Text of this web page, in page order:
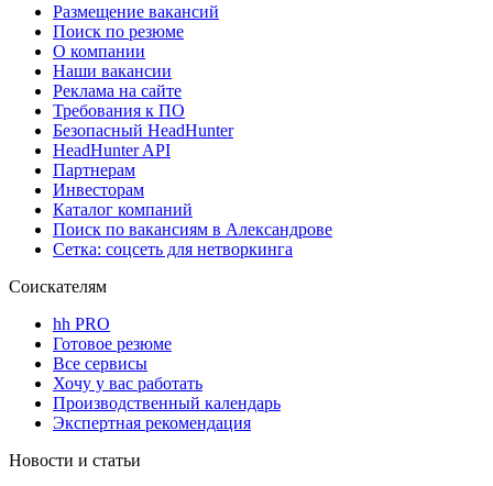
Размещение вакансий
Поиск по резюме
О компании
Наши вакансии
Реклама на сайте
Требования к ПО
Безопасный HeadHunter
HeadHunter API
Партнерам
Инвесторам
Каталог компаний
Поиск по вакансиям в Александрове
Сетка: соцсеть для нетворкинга
Соискателям
hh PRO
Готовое резюме
Все сервисы
Хочу у вас работать
Производственный календарь
Экспертная рекомендация
Новости и статьи